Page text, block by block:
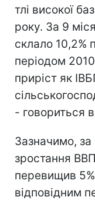
тлі високої
року. За 9
склало 10,2%
періодом
приріст як
- говориться
Зазначимо,
зростання
перевищив
відповідним